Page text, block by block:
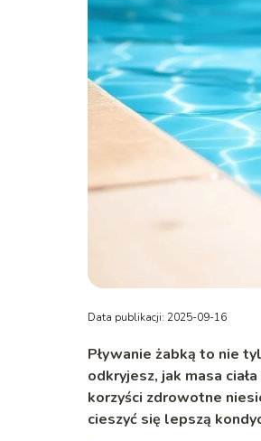
Data publikacji: 2025-09-16
Pływanie żabką to nie
odkryjesz, jak masa
korzyści zdrowotne
cieszyć się lepszą